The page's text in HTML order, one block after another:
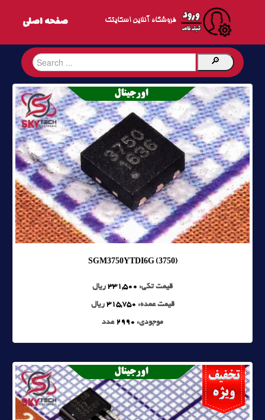
فروشگاه آنلاین اسکایتک
SGM3750YTDI6G (3750)
قیمت تکی: 331,500 ریال
قیمت عمده: 315,750 ریال
موجودی: 2990 عدد